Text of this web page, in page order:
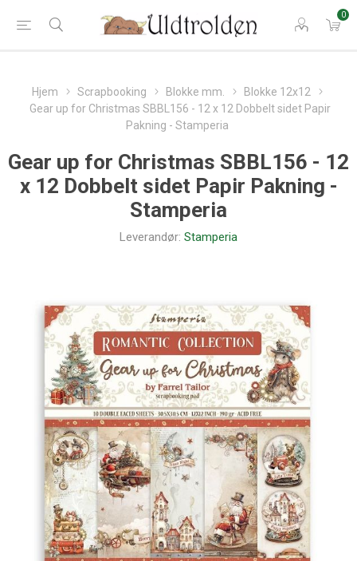
0
Hjem Scrapbooking Blokke mm.
Blokke 12x12
Gear up for Christmas SBBL156 - 12 x 12 Dobbelt sidet Papir
Pakning - Stamperia
Gear up for Christmas SBBL156 - 12
x 12 Dobbelt sidet Papir Pakning -
Stamperia
Leverandør: Stamperia